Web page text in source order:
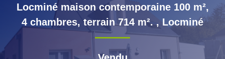
LOUER
ESTIMER
Locminé maison contemporaine 100 m²,
4 chambres, terrain 714 m². , Locminé